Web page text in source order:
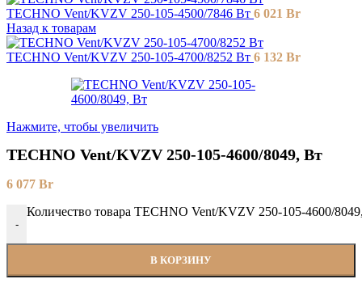
TECHNO Vent/KVZV 250-105-4500/7846 Вт 6 021 Br
Назад к товарам
TECHNO Vent/KVZV 250-105-4700/8252 Вт 6 132 Br
Нажмите, чтобы увеличить
TECHNO Vent/KVZV 250-105-4600/8049, Вт
6 077 Br
-
Количество товара TECHNO Vent/KVZV 250-105-4600/
В КОРЗИНУ